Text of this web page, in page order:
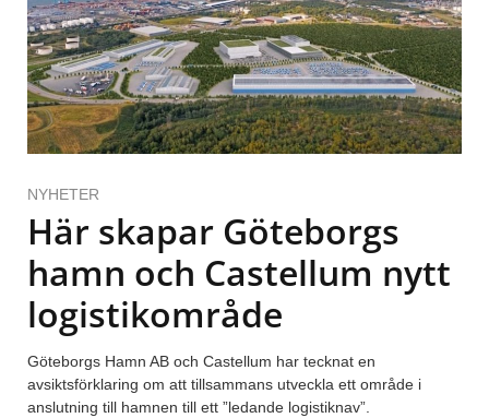
NYHETER
Här skapar Göteborgs
hamn och Castellum nytt
logistikområde
Göteborgs Hamn AB och Castellum har tecknat en
avsiktsförklaring om att tillsammans utveckla ett område i
anslutning till hamnen till ett ”ledande logistiknav”.